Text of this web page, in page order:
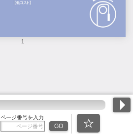
1
ページ番号を入力
GO